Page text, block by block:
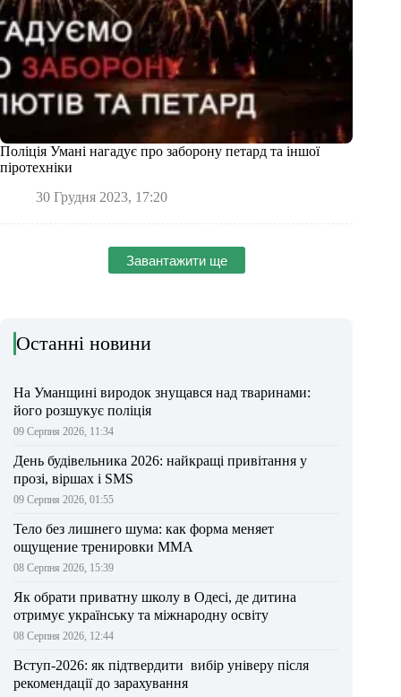
Поліція Умані нагадує про заборону петард та іншої
піротехніки
30 Грудня 2023, 17:20
Завантажити ще
Останні новини
На Уманщині виродок знущався над тваринами:
його розшукує поліція
09 Серпня 2026, 11:34
День будівельника 2026: найкращі привітання у
прозі, віршах і SMS
09 Серпня 2026, 01:55
Тело без лишнего шума: как форма меняет
ощущение тренировки ММА
08 Серпня 2026, 15:39
Як обрати приватну школу в Одесі, де дитина
отримує українську та міжнародну освіту
08 Серпня 2026, 12:44
Вступ-2026: як підтвердити вибір універу після
рекомендації до зарахування